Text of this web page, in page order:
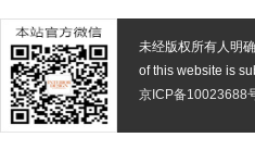
未经版权所有人明
of this website is
京ICP备10023688